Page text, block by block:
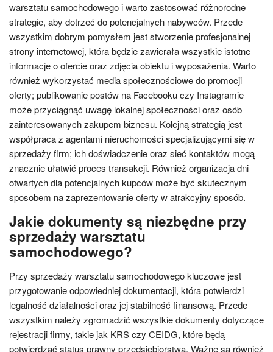
warsztatu samochodowego i warto zastosować różnorodne
strategie, aby dotrzeć do potencjalnych nabywców. Przede
wszystkim dobrym pomysłem jest stworzenie profesjonalnej
strony internetowej, która będzie zawierała wszystkie istotne
informacje o ofercie oraz zdjęcia obiektu i wyposażenia. Warto
również wykorzystać media społecznościowe do promocji
oferty; publikowanie postów na Facebooku czy Instagramie
może przyciągnąć uwagę lokalnej społeczności oraz osób
zainteresowanych zakupem biznesu. Kolejną strategią jest
współpraca z agentami nieruchomości specjalizującymi się w
sprzedaży firm; ich doświadczenie oraz sieć kontaktów mogą
znacznie ułatwić proces transakcji. Również organizacja dni
otwartych dla potencjalnych kupców może być skutecznym
sposobem na zaprezentowanie oferty w atrakcyjny sposób.
Jakie dokumenty są niezbędne przy
sprzedaży warsztatu
samochodowego?
Przy sprzedaży warsztatu samochodowego kluczowe jest
przygotowanie odpowiedniej dokumentacji, która potwierdzi
legalność działalności oraz jej stabilność finansową. Przede
wszystkim należy zgromadzić wszystkie dokumenty dotyczące
rejestracji firmy, takie jak KRS czy CEIDG, które będą
potwierdzać status prawny przedsiębiorstwa. Ważne są również